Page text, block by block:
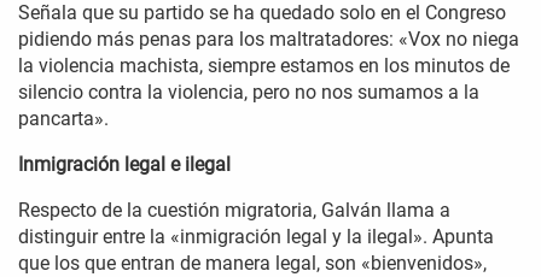
Señala que su partido se ha quedado solo en el Congreso
pidiendo más penas para los maltratadores: «Vox no niega
la violencia machista, siempre estamos en los minutos de
silencio contra la violencia, pero no nos sumamos a la
pancarta».
Inmigración legal e ilegal
Respecto de la cuestión migratoria, Galván llama a
distinguir entre la «inmigración legal y la ilegal». Apunta
que los que entran de manera legal, son «bienvenidos»,